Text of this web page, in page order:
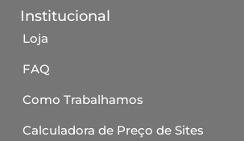
Institucional
Loja
FAQ
Como Trabalhamos
Calculadora de Preço de Sites